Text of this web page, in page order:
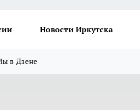
Новости Иркутска
в Дзене